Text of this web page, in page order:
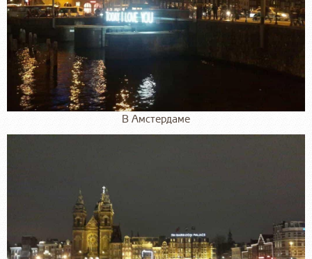
В Амстердаме